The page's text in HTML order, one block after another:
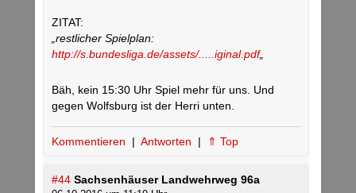
ZITAT:
„restlicher Spielplan:
http://s.bundesliga.de/assets/.....iginal.pdf„
Bäh, kein 15:30 Uhr Spiel mehr für uns. Und
gegen Wolfsburg ist der Herri unten.
Kommentieren | Antworten | ⇑ Top
#44 Sachsenhäuser Landwehrweg 96a